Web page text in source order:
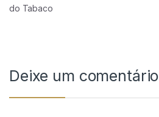
do Tabaco
Deixe um comentário